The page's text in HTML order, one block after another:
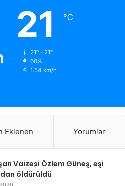
21 ℃
21º - 21º
60%
1.54 km/h
Eklenen Yorumlar
Vaizesi Özlem Güneş, eşi
öldürüldü